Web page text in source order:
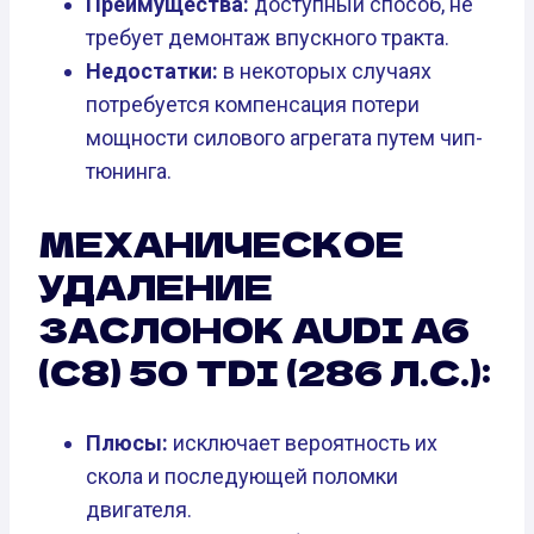
требует демонтаж впускного тракта.
Недостатки: в некоторых случаях
потребуется компенсация потери
мощности силового агрегата путем чип-
тюнинга.
МЕХАНИЧЕСКОЕ
УДАЛЕНИЕ
ЗАСЛОНОК AUDI A6
(C8) 50 TDI (286 Л.С.):
Плюсы: исключает вероятность их
скола и последующей поломки
двигателя.